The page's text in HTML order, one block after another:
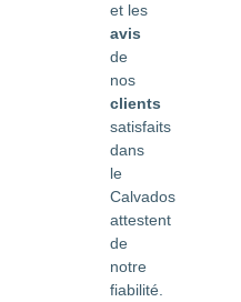
et les
avis
de
nos
clients
satisfaits
dans
le
Calvados
attestent
de
notre
fiabilité.